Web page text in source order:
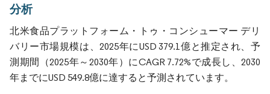
分析
北米食品プラットフォーム・トゥ・コンシューマー デリ
バリー市場規模は、2025年にUSD 379.1億と推定され、予
測期間（2025年～2030年）にCAGR 7.72%で成長し、2030
年までにUSD 549.8億に達すると予測されています。